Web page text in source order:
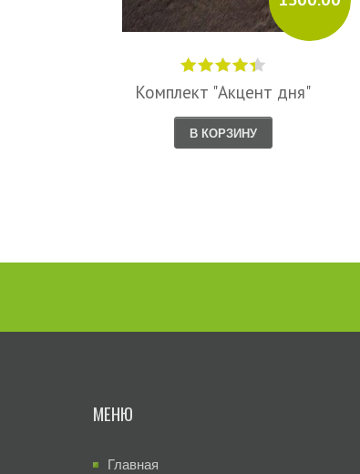
Комплект "Акцент дня"
В КОРЗИНУ
МЕНЮ
Главная